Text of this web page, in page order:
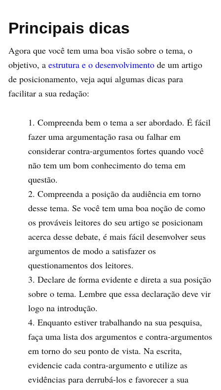
Principais dicas
Agora que você tem uma boa visão sobre o tema, o
objetivo, a estrutura e o desenvolvimento de um artigo
de posicionamento, veja aqui algumas dicas para
facilitar a sua redação:
Compreenda bem o tema a ser abordado. É fácil
fazer uma argumentação rasa ou falhar em
considerar contra-argumentos fortes quando você
não tem um bom conhecimento do tema em
questão.
Compreenda a posição da audiência em torno
desse tema. Se você tem uma boa noção de como
os prováveis leitores do seu artigo se posicionam
acerca desse debate, é mais fácil desenvolver seus
argumentos de modo a satisfazer os
questionamentos dos leitores.
Declare de forma evidente e direta a sua posição
sobre o tema. Lembre que essa declaração deve vir
logo na introdução.
Enquanto estiver trabalhando na sua pesquisa,
faça uma lista dos argumentos e contra-argumentos
em torno do seu ponto de vista. Na escrita,
evidencie cada contra-argumento e utilize as
evidências para derrubá-los e favorecer a sua